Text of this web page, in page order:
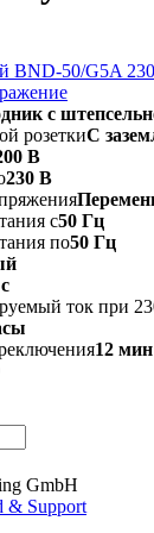
с
розеткиС
В
230 В
с50 Гц
по50 Гц
ток при
12 мин
GmbH
& Support